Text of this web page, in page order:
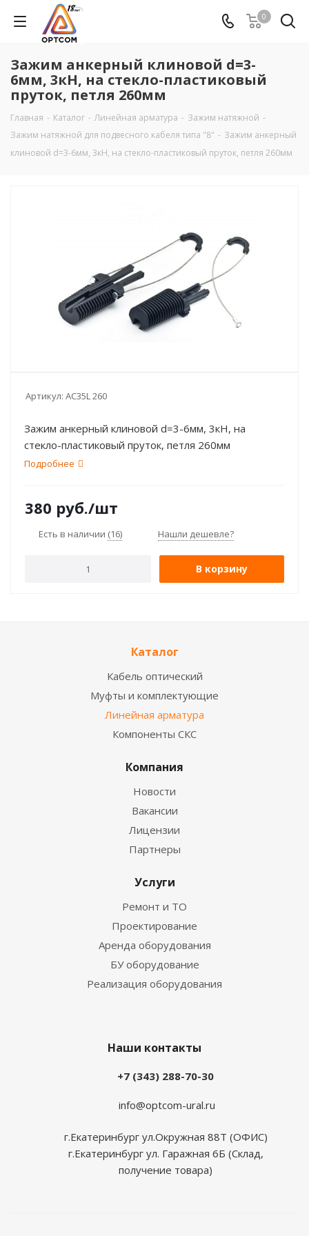
0
Зажим анкерный клиновой d=3-
6мм, 3кН, на стекло-пластиковый
пруток, петля 260мм
Главная - Каталог - Линейная арматура - Зажим натяжной -
Зажим натяжной для подвесного кабеля типа "8" - Зажим анкерный
клиновой d=3-6мм, 3кН, на стекло-пластиковый пруток, петля 260мм
Артикул: AС35L 260
Зажим анкерный клиновой d=3-6мм, 3кН, на
стекло-пластиковый пруток, петля 260мм
Подробнее
380 руб./шт
Есть в наличии (16) Нашли дешевле?
В корзину
Каталог
Кабель оптический
Муфты и комплектующие
Линейная арматура
Компоненты СКС
Компания
Новости
Вакансии
Лицензии
Партнеры
Услуги
Ремонт и ТО
Проектирование
Аренда оборудования
БУ оборудование
Реализация оборудования
Наши контакты
+7 (343) 288-70-30
info@optcom-ural.ru
г.Екатеринбург ул.Окружная 88Т (ОФИС)
г.Екатеринбург ул. Гаражная 6Б (Склад,
получение товара)